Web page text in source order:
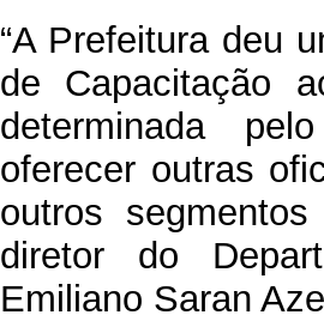
“A Prefeitura deu
de Capacitação
determinada
oferecer outras
outros
diretor do
Emiliano Saran